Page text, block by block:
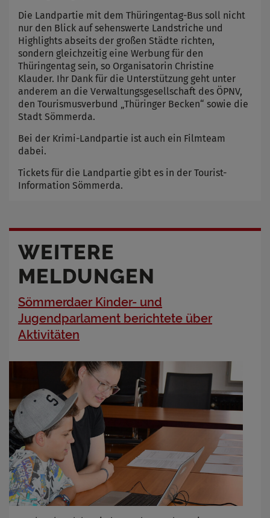
Die Landpartie mit dem Thüringentag-Bus soll nicht
nur den Blick auf sehenswerte Landstriche und
Highlights abseits der großen Städte richten,
sondern gleichzeitig eine Werbung für den
Thüringentag sein, so Organisatorin Christine
Klauder. Ihr Dank für die Unterstützung geht unter
anderem an die Verwaltungsgesellschaft des ÖPNV,
den Tourismusverbund „Thüringer Becken“ sowie die
Stadt Sömmerda.
Bei der Krimi-Landpartie ist auch ein Filmteam
dabei.
Tickets für die Landpartie gibt es in der Tourist-
Information Sömmerda.
WEITERE
MELDUNGEN
Sömmerdaer Kinder- und
Jugendparlament berichtete über
Aktivitäten